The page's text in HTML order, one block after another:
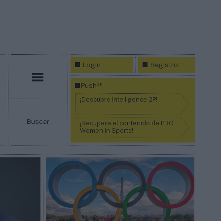
Buscar
Login Registro
Push2P
¡Descubre Intelligence 2P!
¡Recupera el contenido de PRO
Women in Sports!